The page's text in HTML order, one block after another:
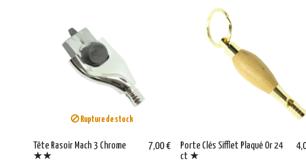
Rupture de stock
Tête Rasoir Mach 3 Chrome
★★
7,00 €
Porte Clés Sifflet Plaqué Or 24
ct ★